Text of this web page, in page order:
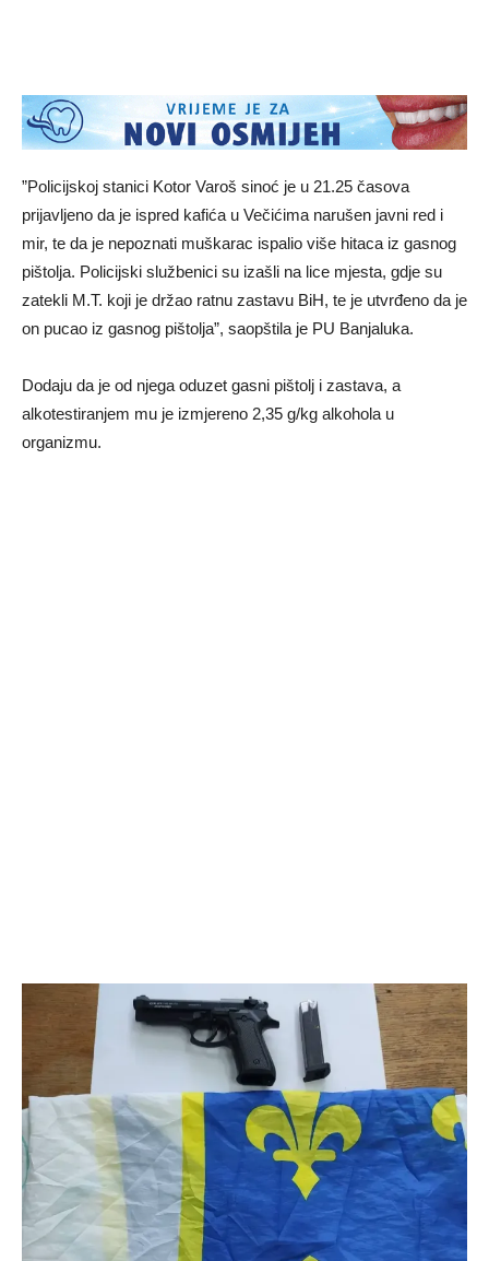
”Policijskoj stanici Kotor Varoš sinoć je u 21.25 časova
prijavljeno da je ispred kafića u Večićima narušen javni red i
mir, te da je nepoznati muškarac ispalio više hitaca iz gasnog
pištolja. Policijski službenici su izašli na lice mjesta, gdje su
zatekli M.T. koji je držao ratnu zastavu BiH, te je utvrđeno da je
on pucao iz gasnog pištolja”, saopštila je PU Banjaluka.
Dodaju da je od njega oduzet gasni pištolj i zastava, a
alkotestiranjem mu je izmjereno 2,35 g/kg alkohola u
organizmu.